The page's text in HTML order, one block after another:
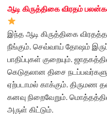
ஆடி கிருத்திகை விரதம்
இந்த ஆடி கிருத்திகை
நீங்கும். செவ்வாய் தோஷம்
பாதிப்புகள் குறையும்.
கெடுதலான திசை
ஏற்படாமல் காக்கும்.
கனவு நிறைவேறும்.
அருள் கிட்டும்.